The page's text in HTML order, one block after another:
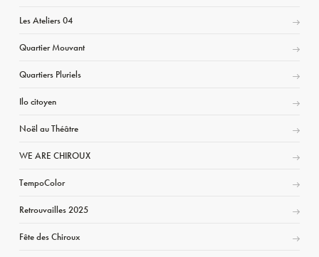
Les Ateliers 04
Quartier Mouvant
Quartiers Pluriels
Ilo citoyen
Noël au Théâtre
WE ARE CHIROUX
TempoColor
Retrouvailles 2025
Fête des Chiroux